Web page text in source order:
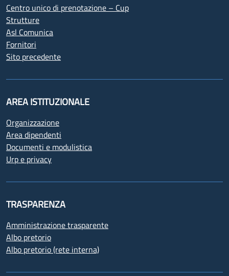
Centro unico di prenotazione – Cup
Strutture
Asl Comunica
Fornitori
Sito precedente
AREA ISTITUZIONALE
Organizzazione
Area dipendenti
Documenti e modulistica
Urp e privacy
TRASPARENZA
Amministrazione trasparente
Albo pretorio
Albo pretorio (rete interna)